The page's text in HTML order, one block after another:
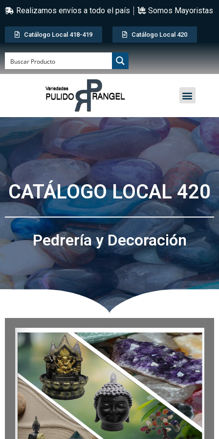
Realizamos envíos a todo el país Somos Mayoristas
Catálogo Local 418-419 Catálogo Local 420
CATÁLOGO LOCAL 420
Pedrería y Decoración